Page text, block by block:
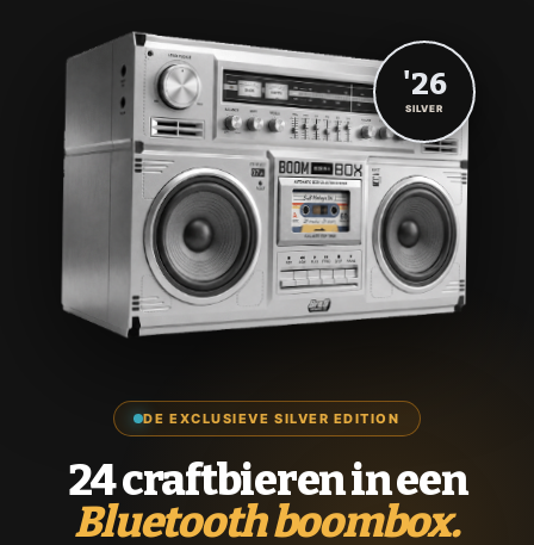
DE EXCLUSIEVE SILVER EDITION
24 craftbieren in een
Bluetooth boombox.
'26
SILVER